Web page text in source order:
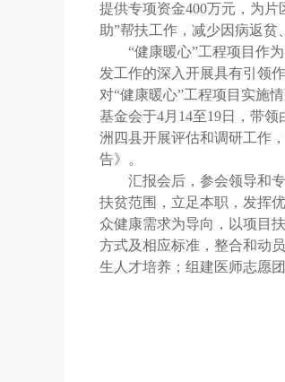
提供专项资金400万元，为
助”帮扶工作，减少因病返贫
“健康暖心”工程项目作
发工作的深入开展具有引领
对“健康暖心”工程项目实施
基金会于4月14至19日，带
洲四县开展评估和调研工作
告》。
汇报会后，参会领导和
扶贫范围，立足本职，发挥
众健康需求为导向，以项目
方式及相应标准，整合和动
生人才培养；组建医师志愿